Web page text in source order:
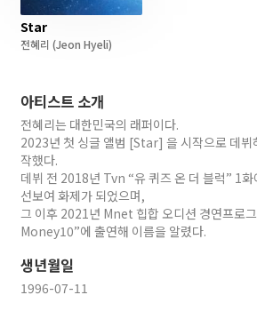
Star
전혜리 (Jeon Hyeli)
아티스트 소개
전혜리는 대한민국의 래퍼이다.
2023년 첫 싱글 앨범 [Star] 을 시작으로 데뷔
작했다.
데뷔 전 2018년 Tvn “유 퀴즈 온 더 블럭” 1
선보여 화제가 되었으며,
그 이후 2021년 Mnet 힙합 오디션 경연프로
Money10”에 출연해 이름을 알렸다.
생년월일
1996-07-11